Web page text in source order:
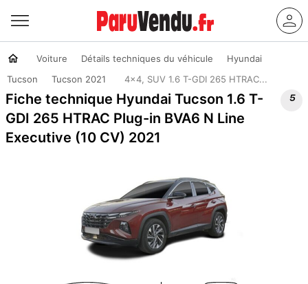
Voiture Détails techniques du véhicule
Hyundai
Tucson
Tucson 2021 4x4, SUV 1.6 T-GDI 265 HTRAC...
Fiche technique Hyundai Tucson 1.6 T-
GDI 265 HTRAC Plug-in BVA6 N Line
Executive (10 CV) 2021
